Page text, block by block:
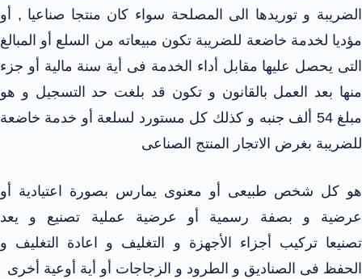
الضريبة و توريدها الى المصلحة سواء كان منتجا صناعيا , أو
مؤديا لخدمة خاضعة للضريبة تكون مبيعاته من السلع أو المبالغ
التى يحصل عليها مقابل أداء الخدمة فى أية سنة مالية أو جزء
منها بعد العمل بالقانون و تكون قد بلغت حد التسجيل و هو
مبلغ 54 ألف جنبه و كذلك كل مستورد لسلعة أو خدمة خاضعة
للضريبة بغرض الاتجار المنتج الصناعى
هو كل شخص طبيعى أو معنوى يمارس بصورة اعتيادية أو
عرضية و بصفة رسمية أو عرضية عملية تصنيع و يعد
تصنيعا تركيب أجزاء الأجهزة و التغليف و اعادة التغليف و
الحفظ فى الصناديق و الطرود و الزجاجات أو أية أوعية أخرى